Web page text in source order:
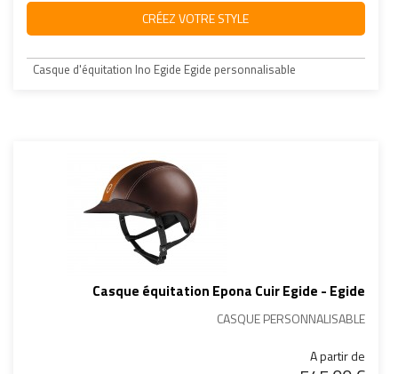
CRÉEZ VOTRE STYLE
Casque d'équitation Ino Egide Egide personnalisable
Casque équitation Epona Cuir Egide - Egide
A partir de
CASQUE PERSONNALISABLE